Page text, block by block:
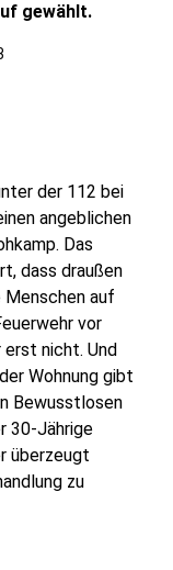
gewählt.
der 112 bei
angeblichen
Das
dass draußen
auf
vor
nicht. Und
Wohnung gibt
Bewusstlosen
30-Jährige
überzeugt
zu